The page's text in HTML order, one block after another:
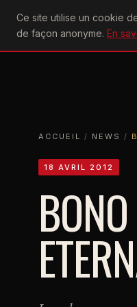
Ce site utilise un cookie
de façon anonyme. En
U2achtung
ACCUEIL
ACCUEIL / NEWS /
18 AVRIL 2012